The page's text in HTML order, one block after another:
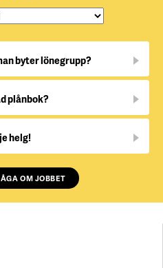
byter lönegrupp?
plånbok?
helg!
OM JOBBET